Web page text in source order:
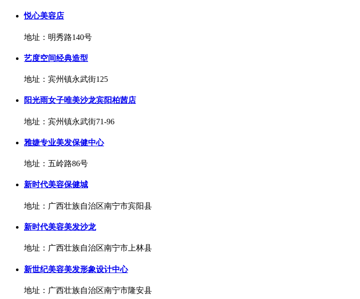
悦心美容店
地址：明秀路140号
艺度空间经典造型
地址：宾州镇永武街125
阳光雨女子唯美沙龙宾阳柏茜店
地址：宾州镇永武街71-96
雅婕专业美发保健中心
地址：五岭路86号
新时代美容保健城
地址：广西壮族自治区南宁市宾阳县
新时代美容美发沙龙
地址：广西壮族自治区南宁市上林县
新世纪美容美发形象设计中心
地址：广西壮族自治区南宁市隆安县